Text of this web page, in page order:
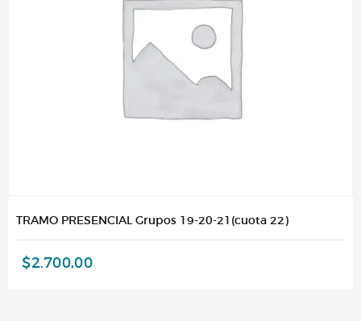
TRAMO PRESENCIAL Grupos 19-20-21(cuota 22)
$2.700,00